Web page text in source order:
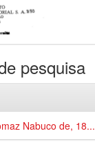
pesquisa
Nabuco de, 18...